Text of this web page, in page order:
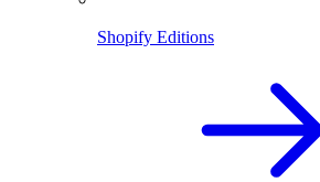
Shopify Editions